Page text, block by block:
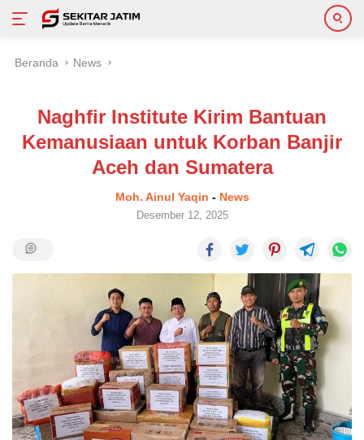
Beranda News
Naghfir Institute Kirim Bantuan
Kemanusiaan untuk Korban Banjir
Aceh dan Sumatera
Moh. Ainul Yaqin - News
Desember 12, 2025